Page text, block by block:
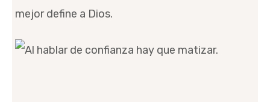
mejor define a Dios.